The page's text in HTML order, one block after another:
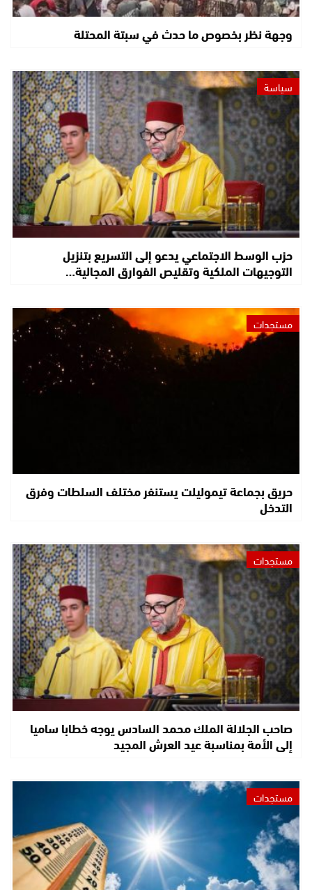
وجهة نظر بخصوص ما حدث في سبتة المحتلة
سياسة
حزب الوسط الاجتماعي يدعو إلى التسريع بتنزيل
التوجيهات الملكية وتقليص الفوارق المجالية…
مستجدات
حريق بجماعة تيموليلت يستنفر مختلف السلطات وفرق
التدخل
مستجدات
صاحب الجلالة الملك محمد السادس يوجه خطابا ساميا
إلى الأمة بمناسبة عيد العرش المجيد
مستجدات